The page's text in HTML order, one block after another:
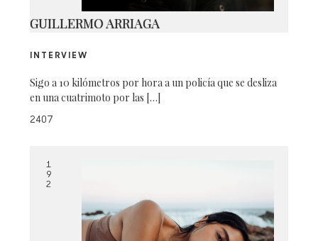
GUILLERMO ARRIAGA
INTERVIEW
Sigo a 10 kilómetros por hora a un policía que se desliza
en una cuatrimoto por las […]
2407
1
9
2